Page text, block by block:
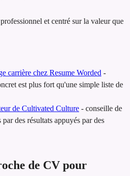
et centré sur la valeur que
carrière chez Resume Worded -
est plus fort qu'une simple liste de
de Cultivated Culture - conseille de
des résultats appuyés par des
de CV pour